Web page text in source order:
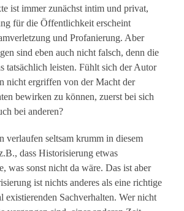
ist immer zunächst intim und privat,
für die Öffentlichkeit erscheint
und Profanierung. Aber
sind eben auch nicht falsch, denn die
tatsächlich leisten. Fühlt sich der Autor
nicht ergriffen von der Macht der
bewirken zu können, zuerst bei sich
bei anderen?
verlaufen seltsam krumm in diesem
dass Historisierung etwas
was sonst nicht da wäre. Das ist aber
ist nichts anderes als eine richtige
existierenden Sachverhalten. Wer nicht